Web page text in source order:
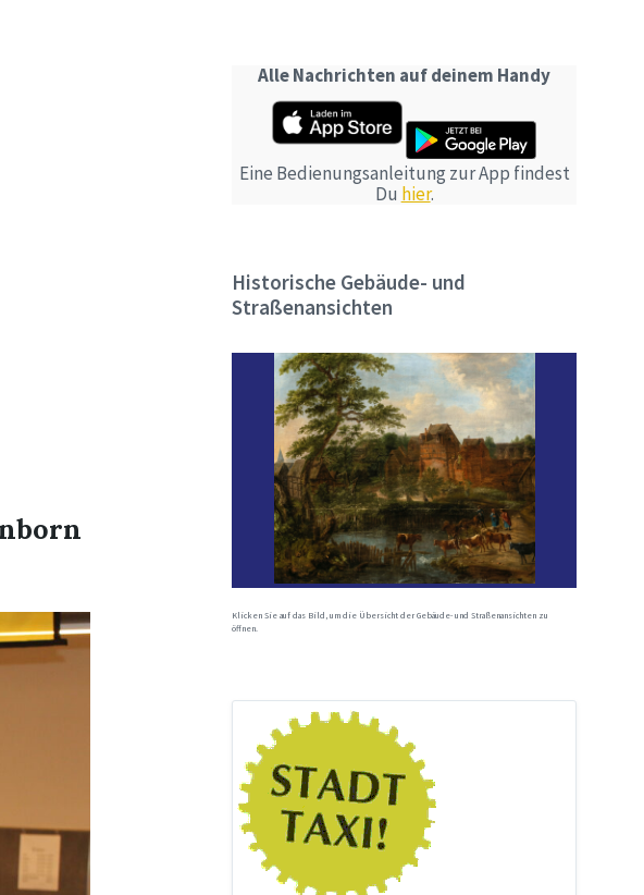
Alle Nachrichten auf deinem Handy
Eine Bedienungsanleitung zur App findest
Du hier.
Historische Gebäude- und
Straßenansichten
Klicken Sie auf das Bild, um die Übersicht der Gebäude- und Straßenansichten zu
öffnen.